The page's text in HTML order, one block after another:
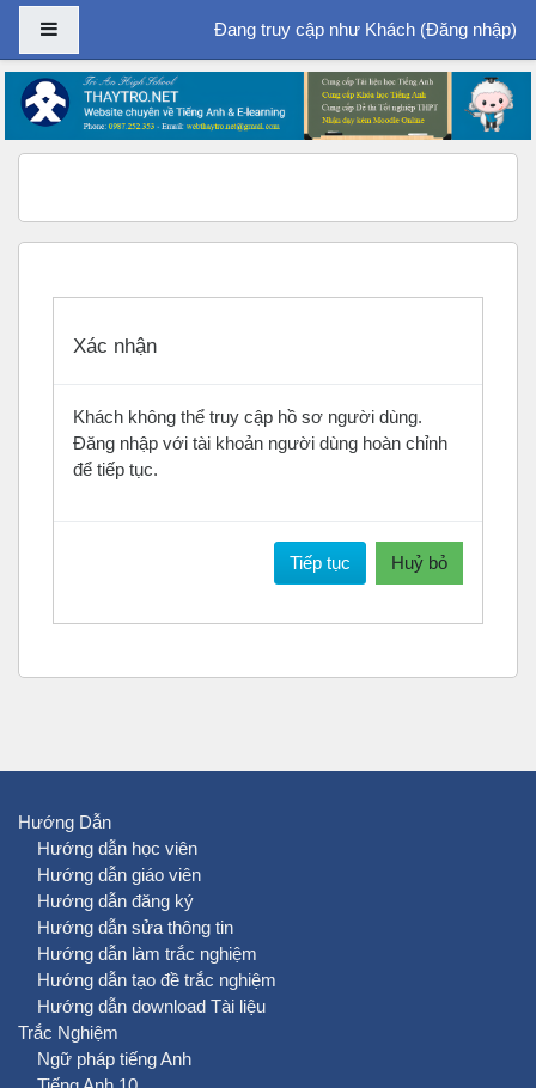
Chuyển tới nội dung chính
Bảng điều khiển cạnhĐang truy cập như Khách (Đăng nhập)
Xác nhận
Khách không thể truy cập hồ sơ người dùng.
Đăng nhập với tài khoản người dùng hoàn chỉnh
để tiếp tục.
Tiếp tục Huỷ bỏ
Hướng Dẫn
Hướng dẫn học viên
Hướng dẫn giáo viên
Hướng dẫn đăng ký
Hướng dẫn sửa thông tin
Hướng dẫn làm trắc nghiệm
Hướng dẫn tạo đề trắc nghiệm
Hướng dẫn download Tài liệu
Trắc Nghiệm
Ngữ pháp tiếng Anh